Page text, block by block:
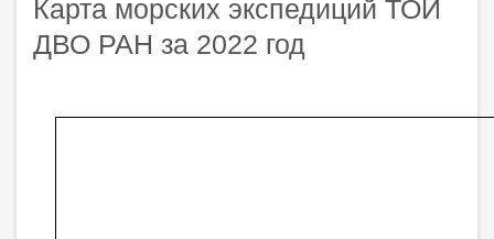
Карта морских экспедиций ТОИ
ДВО РАН за 2022 год